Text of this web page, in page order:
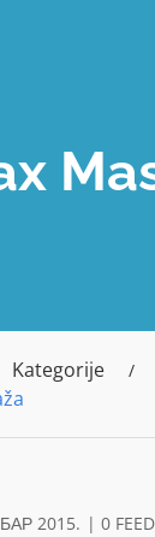
Kategorije
2015.
0